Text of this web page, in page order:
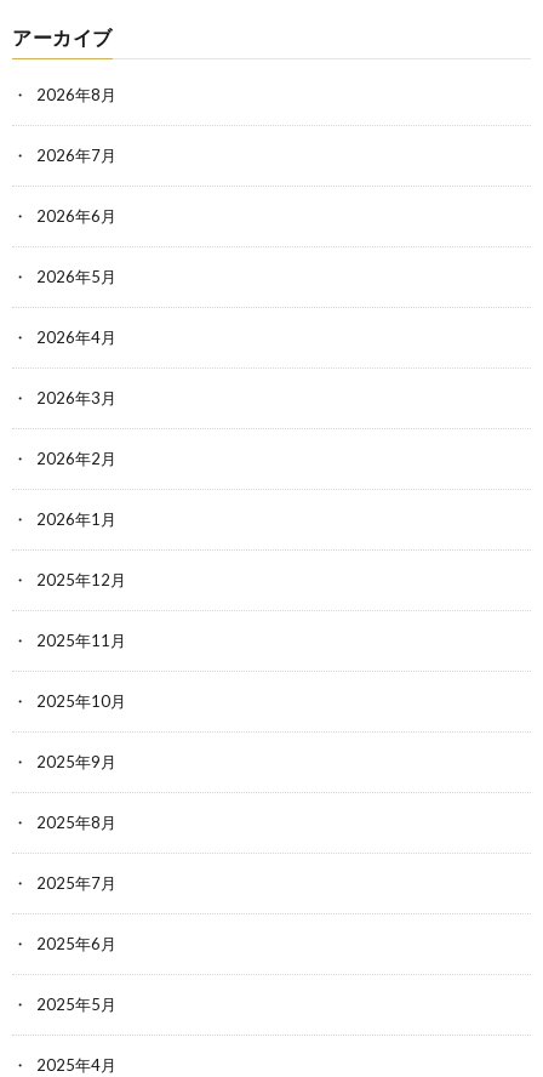
アーカイブ
2026年8月
2026年7月
2026年6月
2026年5月
2026年4月
2026年3月
2026年2月
2026年1月
2025年12月
2025年11月
2025年10月
2025年9月
2025年8月
2025年7月
2025年6月
2025年5月
2025年4月